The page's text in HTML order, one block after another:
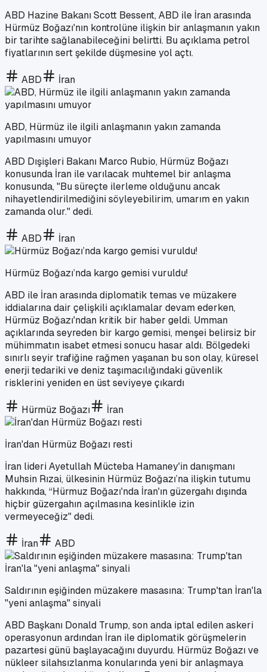
ABD Hazine Bakanı Scott Bessent, ABD ile İran arasında
Hürmüz Boğazı'nın kontrolüne ilişkin bir anlaşmanın yakın
bir tarihte sağlanabileceğini belirtti. Bu açıklama petrol
fiyatlarının sert şekilde düşmesine yol açtı.
ABD İran
ABD, Hürmüz ile ilgili anlaşmanın yakın zamanda
yapılmasını umuyor
ABD Dışişleri Bakanı Marco Rubio, Hürmüz Boğazı
konusunda İran ile varılacak muhtemel bir anlaşma
konusunda, "Bu süreçte ilerleme olduğunu ancak
nihayetlendirilmediğini söyleyebilirim, umarım en yakın
zamanda olur." dedi.
ABD İran
Hürmüz Boğazı’nda kargo gemisi vuruldu!
ABD ile İran arasında diplomatik temas ve müzakere
iddialarına dair çelişkili açıklamalar devam ederken,
Hürmüz Boğazı'ndan kritik bir haber geldi. Umman
açıklarında seyreden bir kargo gemisi, menşei belirsiz bir
mühimmatın isabet etmesi sonucu hasar aldı. Bölgedeki
sınırlı seyir trafiğine rağmen yaşanan bu son olay, küresel
enerji tedariki ve deniz taşımacılığındaki güvenlik
risklerini yeniden en üst seviyeye çıkardı
Hürmüz Boğazı İran
İran'dan Hürmüz Boğazı resti
İran lideri Ayetullah Mücteba Hamaney'in danışmanı
Muhsin Rızai, ülkesinin Hürmüz Boğazı’na ilişkin tutumu
hakkında, “Hürmuz Boğazı'nda İran'ın güzergahı dışında
hiçbir güzergahın açılmasına kesinlikle izin
vermeyeceğiz" dedi.
İran ABD
Saldırının eşiğinden müzakere masasına: Trump'tan İran'la
"yeni anlaşma" sinyali
ABD Başkanı Donald Trump, son anda iptal edilen askeri
operasyonun ardından İran ile diplomatik görüşmelerin
pazartesi günü başlayacağını duyurdu. Hürmüz Boğazı ve
nükleer silahsızlanma konularında yeni bir anlaşmaya